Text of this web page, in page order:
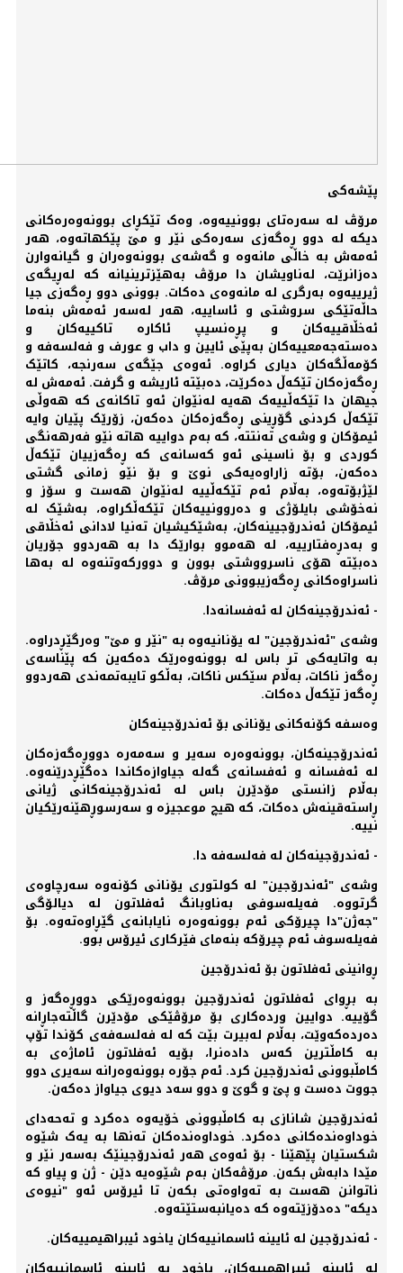
پێشەکی
مرۆڤ لە سەرەتای بوونییەوە، وەک تێکڕای بوونەوەرەکانی
دیکە لە دوو ڕەگەزی سەرەکی نێر و مێ پێکهاتەوە، هەر
ئەمەش به خاڵی مانەوە و گەشەی بوونەوەران و گیانەوارن
دەزانرێت، لەناویشان دا مرۆڤ بەهێزترینیانە کە لەڕیگەی
ژیرییەوە بەرگری لە مانەوەی دەکات. بوونی دوو ڕەگەزی جیا
حاڵەتێکی سروشتی و ئاساییە، هەر لەسەر ئەمەش بنەما
ئەخڵاقییەکان و پڕەنسیپ ئاکارە تاکییەکان و
دەستەجەمعییەکان بەپێی ئایین و داب و عورف و فەلسەفە و
کۆمەڵگەکان دیاری کراوە. ئەوەی جێگەی سەرنجە، کاتێک
ڕەگەزەکان تێکەڵ دەکرێت، دەبێتە ئاریشە و گرفت. ئەمەش لە
جیهان دا تێکەڵییەک هەیە لەنێوان ئەو تاکانەی کە هەوڵی
تێکەڵ کردنی گۆڕینی ڕەگەزەکان دەکەن، زۆرێک پێیان وایە
ئیمۆکان و وشەی تەنتتە، کە بەم دواییە هاتە نێو فەرهەنگی
کوردی و بۆ ناسینی ئەو کەسانەی کە ڕەگەزییان تێکەڵ
دەکەن، بۆتە زاراوەیەکی نوێ و بۆ نێو زمانی گشتی
لێژبۆتەوە، بەڵام ئەم تێکەڵییە لەنێوان هەست و سۆز و
نەخۆشی بایلۆژی و دەروونییەکان تێکەڵکراوە، بەشێک لە
ئیمۆکان ئەندرۆجیینەکان، بەشێکیشیان تەنیا لادانی ئەخڵاقی
و بەدڕەفتارییە، لە هەموو بوارێک دا بە هەردوو جۆریان
دەبێتە هۆی ناسرووشتی بوون و دوورکەوتنەوە لە بەها
ناسراوەکانی ڕەگەزیبوونی مرۆڤ.
- ئەندرۆجینەکان لە ئەفسانەدا.
وشەی "ئەندرۆجین" لە یۆنانیەوە بە "نێر و مێ" وەرگێڕدراوە.
بە واتایەکی تر باس لە بوونەوەرێک دەکەین کە پێناسەی
ڕەگەز ناکات، بەڵام سێکس ناکات، بەڵکو تایبەتمەندی هەردوو
ڕەگەز تێکەڵ دەکات.
وەسفە کۆنەکانی یۆنانی بۆ ئەندرۆجینەکان
ئەندرۆجینەکان، بوونەوەرە سەیر و سەمەرە دووڕەگەزەکان
لە ئەفسانە و ئەفسانەی گەلە جیاوازەکاندا دەگێڕدرێنەوە.
بەڵام زانستی مۆدێرن باس لە ئەندرۆجینەکانی ژیانی
ڕاستەقینەش دەکات، کە هیچ موعجیزە و سەرسوڕهێنەرێکیان
نییە.
- ئەندرۆجینەکان لە فەلسەفە دا.
وشەی "ئەندرۆجین" لە کولتوری یۆنانی کۆنەوە سەرچاوەی
گرتووە. فەیلەسوفی بەناوبانگ ئەفلاتون لە دیالۆگی
"جەژن"دا چیرۆکی ئەم بوونەوەرە نایابانەی گێڕاوەتەوە. بۆ
فەیلەسوف ئەم چیرۆکە بنەمای فێرکاری ئیرۆس بوو.
ڕوانینی ئەفلاتون بۆ ئەندرۆجین
بە بڕوای ئەفلاتون ئەندرۆجین بوونەوەرێکی دووڕەگەز و
گۆییە. دوایین وردەکاری بۆ مرۆڤێکی مۆدێرن گاڵتەجاڕانە
دەردەکەوێت، بەڵام لەبیرت بێت کە لە فەلسەفەی کۆندا تۆپ
بە کامڵترین کەس دادەنرا، بۆیە ئەفلاتون ئاماژەی بە
کامڵبوونی ئەندرۆجین کرد. ئەم جۆرە بوونەوەرانە سەیری دوو
جووت دەست و پێ و گوێ و دوو سەد دیوی جیاواز دەکەن.
ئەندرۆجین شانازی بە کامڵبوونی خۆیەوە دەکرد و تەحەدای
خوداوەندەکانی دەکرد. خوداوەندەکان تەنها بە یەک شێوە
شکستیان پێهێنا - بۆ ئەوەی هەر ئەندرۆجینێک بەسەر نێر و
مێدا دابەش بکەن. مرۆڤەکان بەم شێوەیە دێن - ژن و پیاو کە
ناتوانن هەست بە تەواوەتی بکەن تا ئیرۆس ئەو "نیوەی
دیکە" دەدۆزێتەوە کە دەیانبەستێتەوە.
- ئەندرۆجین لە ئایینە ئاسمانییەکان یاخود ئیبراهیمییەکان.
لە ئایینە ئیبراهمییەکان، یاخود بە ئایینە ئاسمانییەکان